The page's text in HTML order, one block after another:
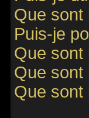
Que sont
Puis-je
Que sont
Que sont
Que sont